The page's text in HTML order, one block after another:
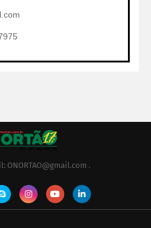
ONORTAO@gmail.com .